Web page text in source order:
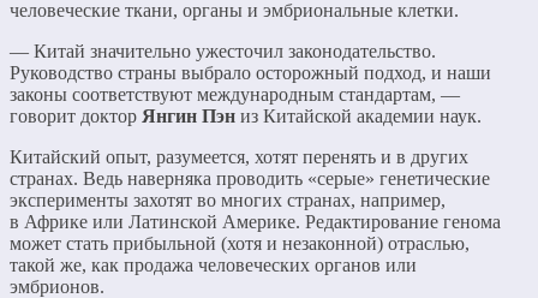
человеческие ткани, органы и эмбриональные клетки.
— Китай значительно ужесточил законодательство.
Руководство страны выбрало осторожный подход, и наши
законы соответствуют международным стандартам, —
говорит доктор Янгин Пэн из Китайской академии наук.
Китайский опыт, разумеется, хотят перенять и в других
странах. Ведь наверняка проводить «серые» генетические
эксперименты захотят во многих странах, например,
в Африке или Латинской Америке. Редактирование генома
может стать прибыльной (хотя и незаконной) отраслью,
такой же, как продажа человеческих органов или
эмбрионов.